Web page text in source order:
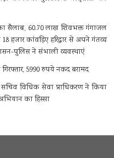
सैलाब, 60.70 लाख शिवभक्त गंगाजल
हजार कांवड़िए हरिद्वार से अपने गंतव्य
पुलिस ने संभाली व्यवस्थाएं
5990 रुपये नकद बरामद
विधिक सेवा प्राधिकरण ने किया
का हिस्सा